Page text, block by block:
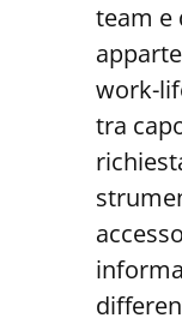
team e
work-
tra